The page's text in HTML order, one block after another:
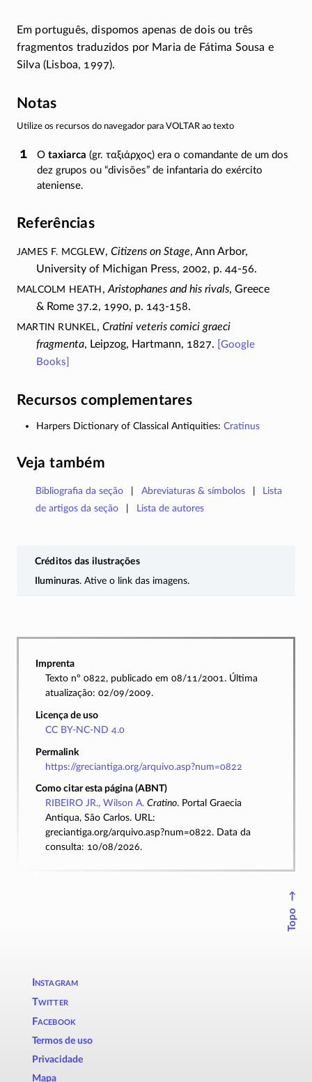
Em português, dispomos apenas de dois ou três
fragmentos traduzidos por Maria de Fátima Sousa e
Silva (Lisboa, 1997).
Notas
Utilize os recursos do navegador para VOLTAR ao texto
O taxiarca (gr. ταξιάρχος) era o comandante de um dos
dez grupos ou “divisões” de infantaria do exército
ateniense.
Referências
James F. McGlew, Citizens on Stage, Ann Arbor,
University of Michigan Press, 2002, p. 44-56.
Malcolm Heath, Aristophanes and his rivals, Greece
& Rome 37.2, 1990, p. 143-158.
Martin Runkel, Cratini veteris comici graeci
fragmenta, Leipzog, Hartmann, 1827. [Google
Books]
Recursos complementares
Harpers Dictionary of Classical Antiquities: Cratinus
Veja também
Bibliografia da seção Abreviaturas & símbolos
Lista
de artigos da seção
Lista de autores
Créditos das ilustrações
Iluminuras. Ative o link das imagens.
Imprenta
Texto nº 0822, publicado em 08/11/2001. Última
atualização: 02/09/2009.
Licença de uso
CC BY-NC-ND 4.0
Permalink
https://greciantiga.org/arquivo.asp?num=0822
Como citar esta página (ABNT)
RIBEIRO JR., Wilson A. Cratino. Portal Graecia
Antiqua, São Carlos. URL:
greciantiga.org/arquivo.asp?num=0822. Data da
consulta: 10/08/2026.
↑
Topo
Instagram
Twitter
Facebook
Termos de uso
Privacidade
Mapa